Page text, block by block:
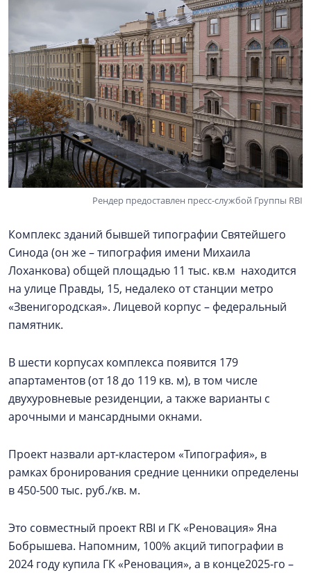
Рендер предоставлен пресс-службой Группы RBI
Комплекс зданий бывшей типографии Святейшего
Синода (он же – типография имени Михаила
Лоханкова) общей площадью 11 тыс. кв.м находится
на улице Правды, 15, недалеко от станции метро
«Звенигородская». Лицевой корпус – федеральный
памятник.
В шести корпусах комплекса появится 179
апартаментов (от 18 до 119 кв. м), в том числе
двухуровневые резиденции, а также варианты с
арочными и мансардными окнами.
Проект назвали арт-кластером «Типография», в
рамках бронирования средние ценники определены
в 450-500 тыс. руб./кв. м.
Это совместный проект RBI и ГК «Реновация» Яна
Бобрышева. Напомним, 100% акций типографии в
2024 году купила ГК «Реновация», а в конце2025-го –